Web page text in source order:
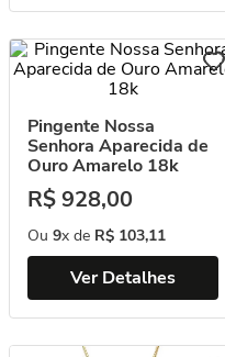
Pingente Nossa
Senhora Aparecida de
Ouro Amarelo 18k
R$928,00
Ou 9x de R$ 103,11
Ver Detalhes